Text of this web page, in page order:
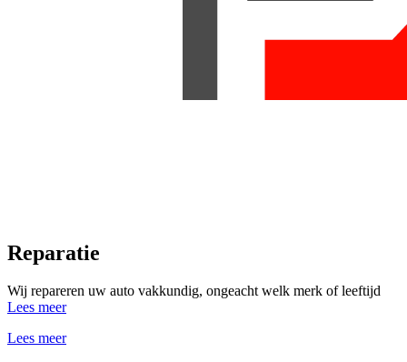
Reparatie
Wij repareren uw auto vakkundig, ongeacht welk merk of leeftijd
Lees meer
Lees meer